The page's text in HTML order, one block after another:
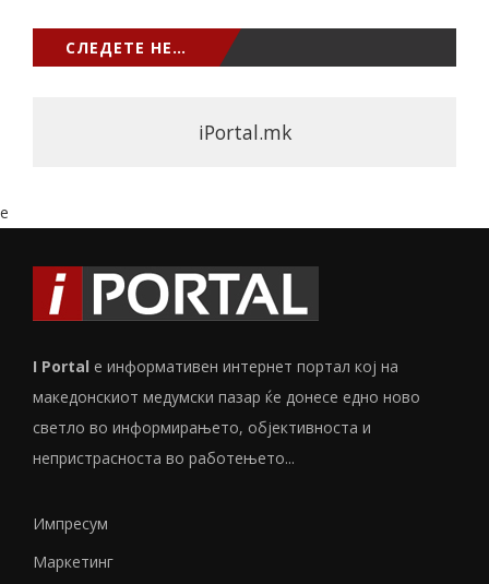
СЛЕДЕТЕ НЕ…
iPortal.mk
e
I Portal е информативен интернет портал кој на
македонскиот медумски пазар ќе донесе едно ново
светло во информирањето, објективноста и
непристрасноста во работењето...
Импресум
Маркетинг